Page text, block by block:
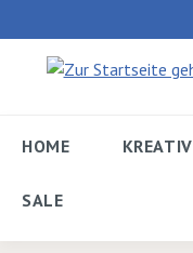
HOME KREATIV
SALE